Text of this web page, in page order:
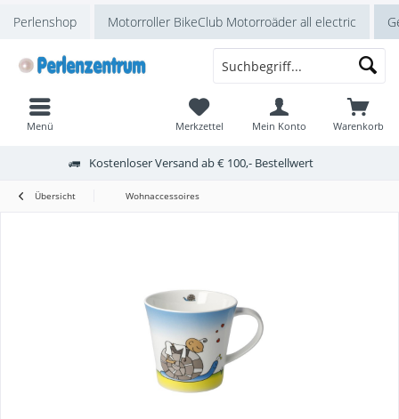
Perlenshop Motorroller BikeClub Motorroäder all electric
Kostenloser Versand ab € 100,- Bestellwert
Warenkorb
Merkzettel Mein Konto
Menü
Übersicht Wohnaccessoires